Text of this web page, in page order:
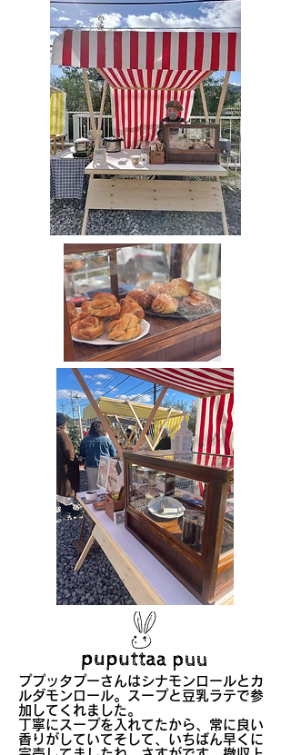
ププッタプーさんはシナモンロールとカ
ルダモンロール。スープと豆乳ラテで参
加してくれました。
丁寧にスープを入れてたから、常に良い
香りがしていてそして、いちばん早くに